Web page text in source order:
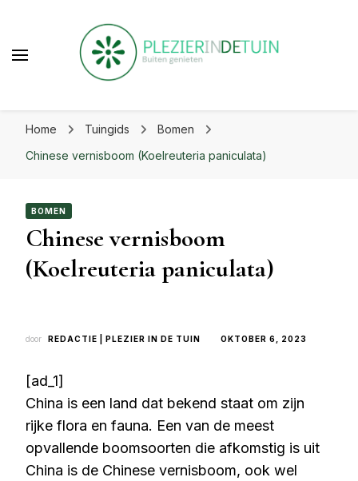
beste uit je tuin!
plezierindetuin.nl
Home Tuingids
Bomen
Chinese vernisboom (Koelreuteria paniculata)
BOMEN
Chinese vernisboom
(Koelreuteria paniculata)
door REDACTIE | PLEZIER IN DE TUIN OKTOBER 6, 2023
[ad_1]
China is een land dat bekend staat om zijn
rijke flora en fauna. Een van de meest
opvallende boomsoorten die afkomstig is uit
China is de Chinese vernisboom, ook wel